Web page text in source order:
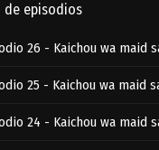
de episodios
26 - Kaichou wa maid
25 - Kaichou wa maid
24 - Kaichou wa maid